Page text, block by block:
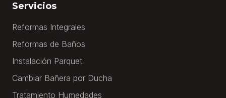
Servicios
Reformas Integrales
Reformas de Baños
Instalación Parquet
Cambiar Bañera por Ducha
Tratamiento Humedades